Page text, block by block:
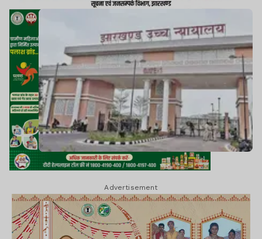
Advertisement